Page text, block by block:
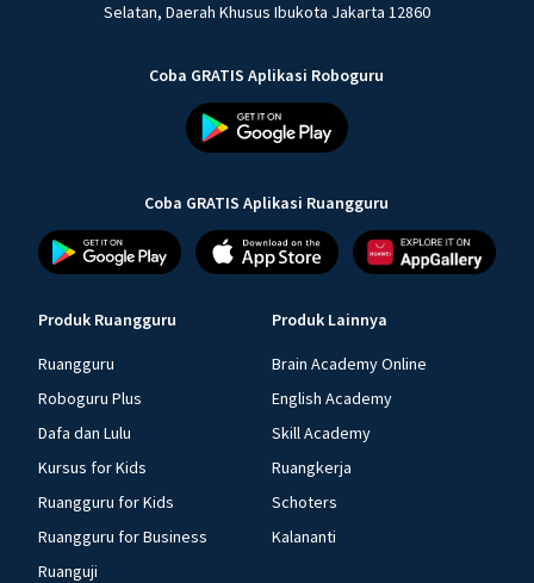
Selatan, Daerah Khusus Ibukota Jakarta 12860
Coba GRATIS Aplikasi Roboguru
Coba GRATIS Aplikasi Ruangguru
Produk Ruangguru
Ruangguru
Roboguru Plus
Dafa dan Lulu
Kursus for Kids
Ruangguru for Kids
Ruangguru for Business
Ruanguji
Produk Lainnya
Brain Academy Online
English Academy
Skill Academy
Ruangkerja
Schoters
Kalananti